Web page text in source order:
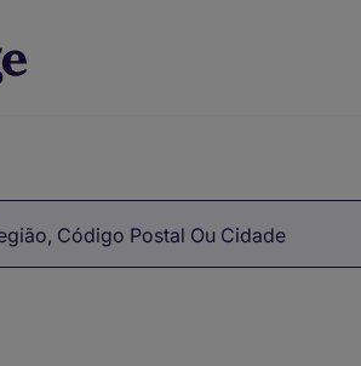
Código Postal Ou Cidade